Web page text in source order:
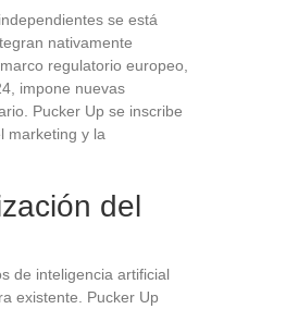
se está
nativamente
regulatorio europeo,
impone nuevas
Pucker Up se inscribe
marketing y la
del
de inteligencia artificial
existente. Pucker Up